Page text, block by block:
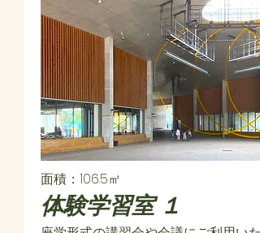
面積：106.5㎡
​体験学習室 １